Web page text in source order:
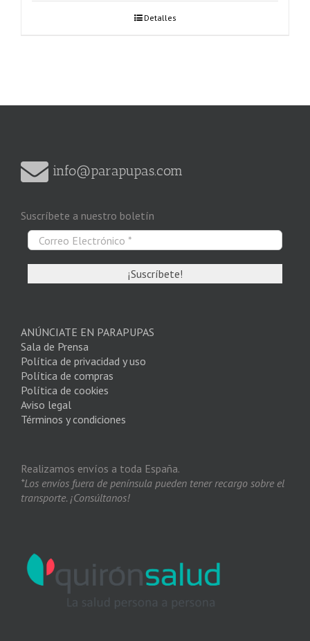
Detalles
info@parapupas.com
Suscríbete a nuestro boletín
ANÚNCIATE EN PARAPUPAS
Sala de Prensa
Política de privacidad y uso
Política de compras
Política de cookies
Aviso legal
Términos y condiciones
Realizamos envíos a toda España.
*Los envíos fuera de península pueden tener recargo sobre el
transporte. ¡Consúltanos!